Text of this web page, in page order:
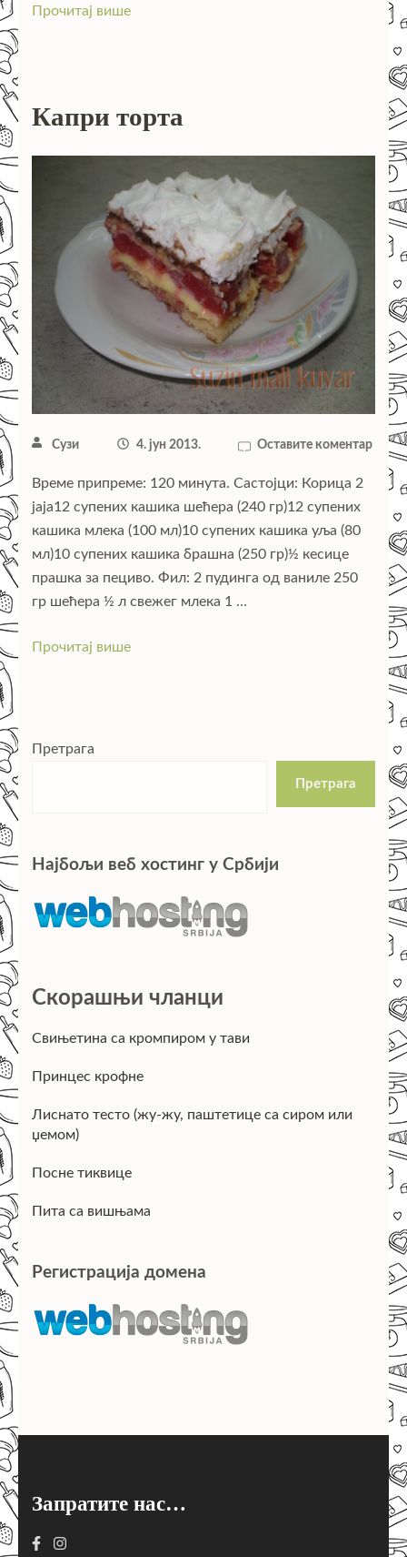
Прочитај више
Капри торта
Сузи 4. јун 2013. Оставите коментар
Време припреме: 120 минута. Састојци: Корица 2
јаја12 супених кашика шећера (240 гр)12 супених
кашика млека (100 мл)10 супених кашика уља (80
мл)10 супених кашика брашна (250 гр)½ кесице
прашка за пециво. Фил: 2 пудинга од ваниле 250
гр шећера ½ л свежег млека 1 …
Прочитај више
Претрага
Претрага
Најбољи веб хостинг у Србији
Скорашњи чланци
Свињетина са кромпиром у тави
Принцес крофне
Лиснато тесто (жу-жу, паштетице са сиром или
џемом)
Посне тиквице
Пита са вишњама
Регистрација домена
Запратите нас…